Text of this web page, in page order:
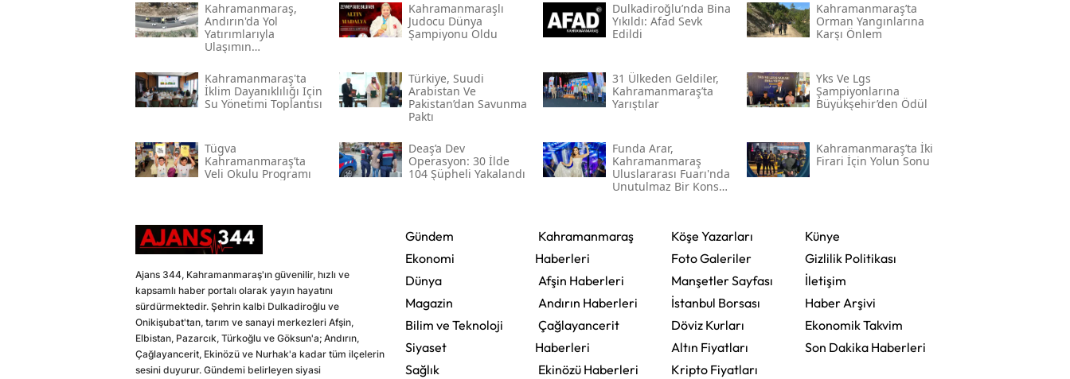
Kahramanmaraş,
Andırın'da Yol
Yatırımlarıyla
Ulaşımın
Yükseltiyor
Kahramanmaraşlı
Judocu Dünya
Şampiyonu Oldu
Dulkadiroğlu’nda Bina
Yıkıldı: Afad Sevk
Edildi
Kahramanmaraş’ta
Orman Yangınlarına
Karşı Önlem
Kahramanmaraş'ta
İklim Dayanıklılığı Için
Su Yönetimi Toplantısı
Türkiye, Suudi
Arabistan Ve
Pakistan’dan Savunma
Paktı
31 Ülkeden Geldiler,
Kahramanmaraş’ta
Yarıştılar
Yks Ve Lgs
Şampiyonlarına
Büyükşehir’den Ödül
Tügva
Kahramanmaraş’ta
Veli Okulu Programı
Deaş’a Dev
Operasyon: 30 İlde
104 Şüpheli Yakalandı
Funda Arar,
Kahramanmaraş
Uluslararası Fuarı'nda
Unutulmaz Bir Konser
Kahramanmaraş’ta İki
Firari İçin Yolun Sonu
Ajans 344, Kahramanmaraş'ın güvenilir, hızlı ve
kapsamlı haber portalı olarak yayın hayatını
sürdürmektedir. Şehrin kalbi Dulkadiroğlu ve
Onikişubat'tan, tarım ve sanayi merkezleri Afşin,
Elbistan, Pazarcık, Türkoğlu ve Göksun'a; Andırın,
Çağlayancerit, Ekinözü ve Nurhak'a kadar tüm ilçelerin
sesini duyurur. Gündemi belirleyen siyasi
Gündem
Ekonomi
Dünya
Magazin
Bilim ve Teknoloji
Siyaset
Sağlık
Kahramanmaraş
Haberleri
Afşin Haberleri
Andırın Haberleri
Çağlayancerit
Haberleri
Ekinözü Haberleri
Köşe Yazarları
Foto Galeriler
Manşetler Sayfası
İstanbul Borsası
Döviz Kurları
Altın Fiyatları
Kripto Fiyatları
Künye
Gizlilik Politikası
İletişim
Haber Arşivi
Ekonomik Takvim
Son Dakika Haberleri